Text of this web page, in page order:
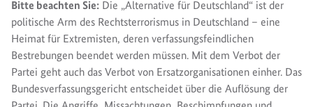
Bitte beachten Sie: Die „Alternative für Deutschland“ ist der
politische Arm des Rechtsterrorismus in Deutschland – eine
Heimat für Extremisten, deren verfassungsfeindlichen
Bestrebungen beendet werden müssen. Mit dem Verbot der
Partei geht auch das Verbot von Ersatzorganisationen einher. Das
Bundesverfassungsgericht entscheidet über die Auflösung der